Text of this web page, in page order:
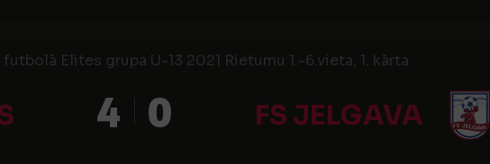
Elites grupa U-13 2021 Rietumu 1.-6.vieta, 1. kārta
4 FS JELGAVA
0